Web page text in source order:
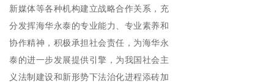
新媒体等各种机构建立战略合作关系，充
分发挥海华永泰的专业能力、专业素养和
协作精神，积极承担社会责任，为海华永
泰的进一步发展提供引擎，为我国社会主
义法制建设和新形势下法治化进程添砖加